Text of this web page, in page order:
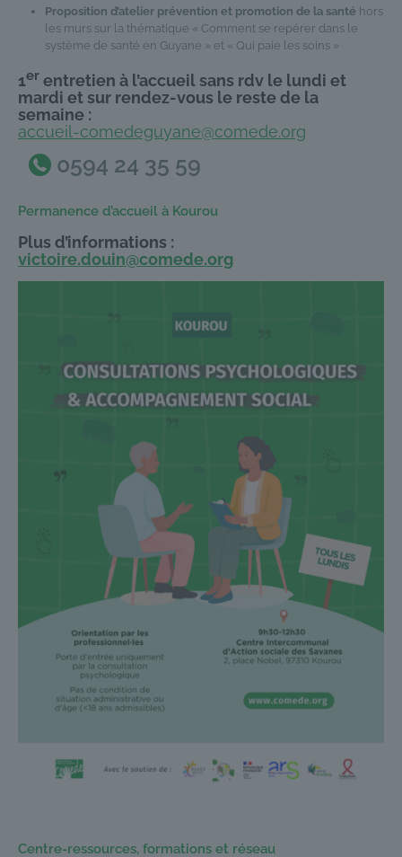
Proposition d’atelier prévention et promotion de la santé hors
les murs sur la thématique « Comment se repérer dans le
système de santé en Guyane » et « Qui paie les soins »
1er entretien à l’accueil sans rdv le lundi et
mardi et sur rendez-vous le reste de la
semaine :
accueil-comedeguyane@comede.org
0594 24 35 59
Permanence d’accueil à Kourou
Plus d’informations :
victoire.douin@comede.org
Centre-ressources, formations et réseau